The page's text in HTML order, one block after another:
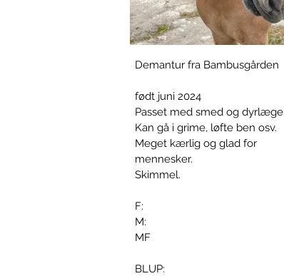
Demantur fra Bambusgården
født juni 2024
Passet med smed og dyrlæge
Kan gå i grime, løfte ben osv.
Meget kærlig og glad for
mennesker.
Skimmel.
F:
M:
MF
BLUP: